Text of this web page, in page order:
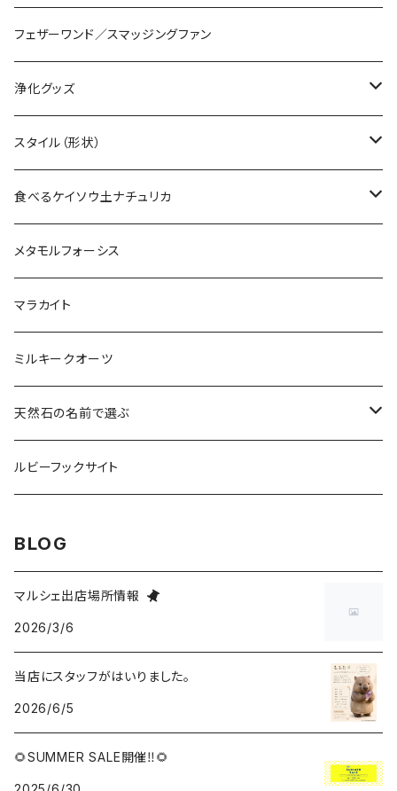
フェザーワンド／スマッジングファン
浄化グッズ
ホワイトセージ
パロサント
フランキンセンス
ミルラ
塩
スタイル（形状）
原石
ぺブル
ラフカット
ブリオレットカット
ルース
タンブル
ハート
アクセサリー
ブレスレット
マカバ・アステロイド
食べるケイソウ土ナチュリカ
ナチュリカグルデンフリークッキー
ナチュリカデンタルペースト
メタモルフォーシス
マラカイト
ミルキークオーツ
天然石の名前で選ぶ
アクアマリン
アベンチュリン
アマゾナイト
アラゴナイト
アリゾナ産レムリアン・ダイヤモンド
ルビーフックサイト
BLOG
マルシェ出店場所情報
2026/3/6
当店にスタッフがはいりました。
2026/6/5
🌻SUMMER SALE開催‼🌻